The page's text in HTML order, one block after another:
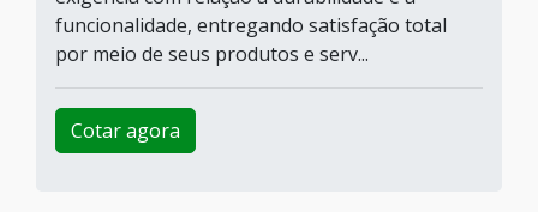
funcionalidade, entregando satisfação total
por meio de seus produtos e serv...
Cotar agora